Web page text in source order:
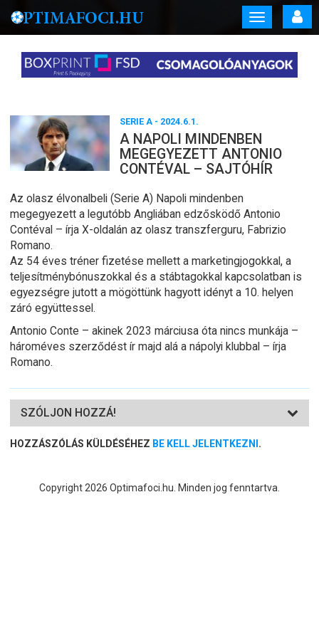
Toggle
navigation
SERIE A- 2024.6.1.
A NAPOLI MINDENBEN
MEGEGYEZETT ANTONIO
CONTÉVAL – SAJTÓHÍR
Az olasz élvonalbeli (Serie A) Napoli mindenben
megegyezett a legutóbb Angliában edzősködő Antonio
Contéval – írja X-oldalán az olasz transzferguru, Fabrizio
Romano.
Az 54 éves tréner fizetése mellett a marketingjogokkal, a
teljesítménybónuszokkal és a stábtagokkal kapcsolatban is
egyezségre jutott a mögöttünk hagyott idényt a 10. helyen
záró együttessel.
Antonio Conte – akinek 2023 márciusa óta nincs munkája –
hároméves szerződést ír majd alá a nápolyi klubbal – írja
Romano.
SZÓLJON HOZZÁ!
HOZZÁSZÓLÁS KÜLDÉSÉHEZ BE KELL JELENTKEZNI .
Copyright 2026 Optimafoci.hu. Minden jog fenntartva.